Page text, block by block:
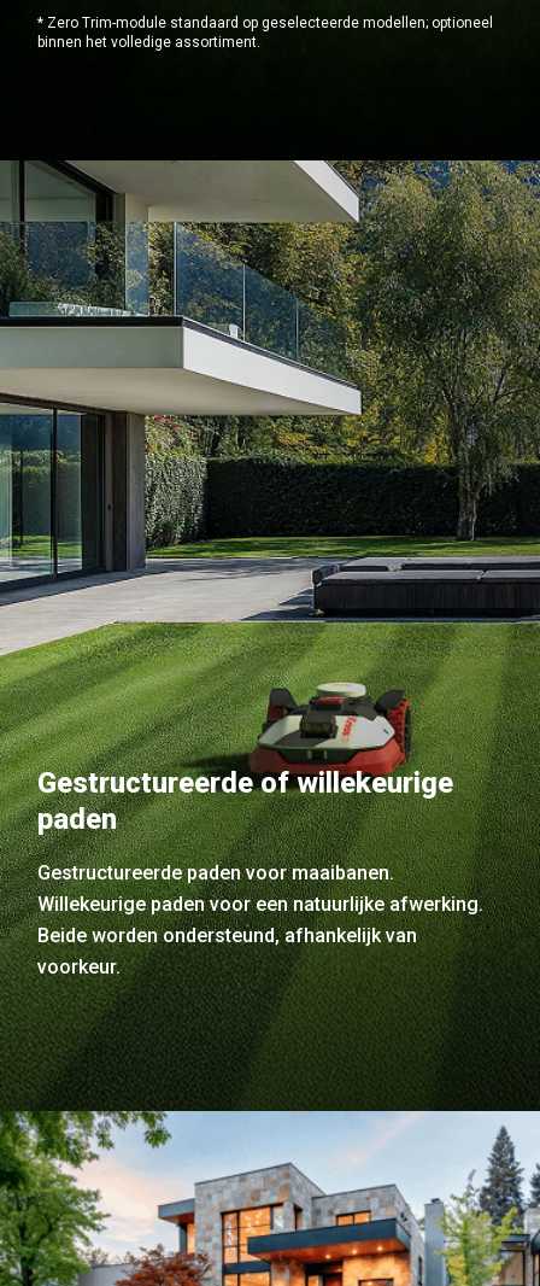
* Zero Trim-module standaard op geselecteerde modellen; optioneel
binnen het volledige assortiment.
Gestructureerde of willekeurige
paden
Gestructureerde paden voor maaibanen.
Willekeurige paden voor een natuurlijke afwerking.
Beide worden ondersteund, afhankelijk van
voorkeur.